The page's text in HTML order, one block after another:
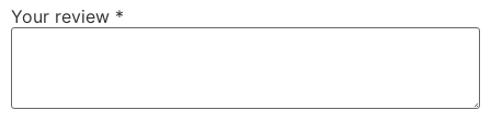
Your review *